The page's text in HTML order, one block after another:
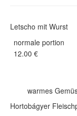
Letscho mit Wurst
normale portion
12.00 €
warmes
Hortobágyer